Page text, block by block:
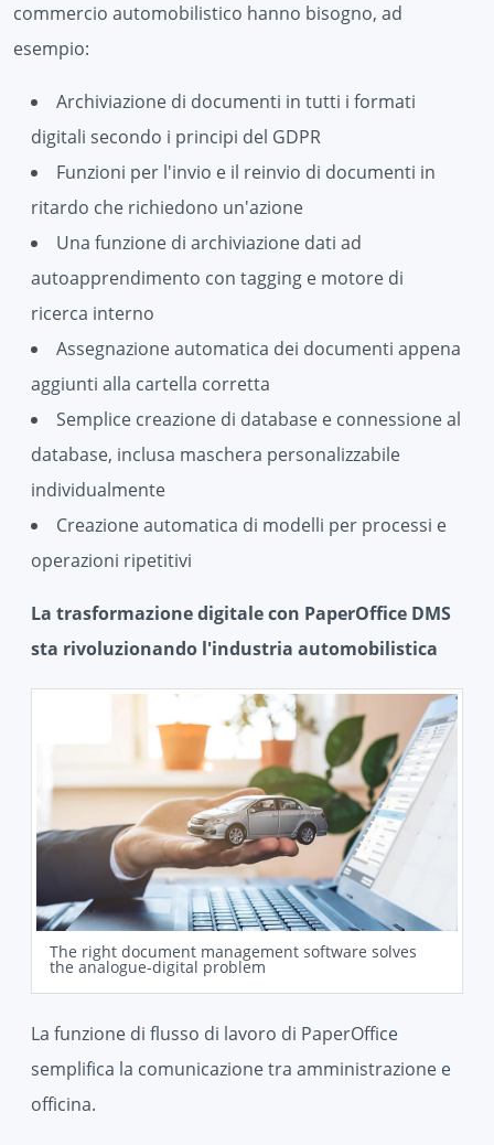
commercio automobilistico hanno bisogno, ad
esempio:
Archiviazione di documenti in tutti i formati
digitali secondo i principi del GDPR
Funzioni per l'invio e il reinvio di documenti in
ritardo che richiedono un'azione
Una funzione di archiviazione dati ad
autoapprendimento con tagging e motore di
ricerca interno
Assegnazione automatica dei documenti appena
aggiunti alla cartella corretta
Semplice creazione di database e connessione al
database, inclusa maschera personalizzabile
individualmente
Creazione automatica di modelli per processi e
operazioni ripetitivi
La trasformazione digitale con PaperOffice DMS
sta rivoluzionando l'industria automobilistica
The right document management software solves
the analogue-digital problem
La funzione di flusso di lavoro di PaperOffice
semplifica la comunicazione tra amministrazione e
officina.